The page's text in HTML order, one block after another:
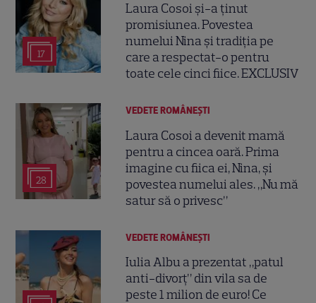
17
Laura Cosoi și-a ținut
promisiunea. Povestea
numelui Nina și tradiția pe
care a respectat-o pentru
toate cele cinci fiice. EXCLUSIV
28
VEDETE ROMÂNEŞTI
Laura Cosoi a devenit mamă
pentru a cincea oară. Prima
imagine cu fiica ei, Nina, și
povestea numelui ales. „Nu mă
satur să o privesc”
VEDETE ROMÂNEŞTI
Iulia Albu a prezentat „patul
anti-divorț” din vila sa de
peste 1 milion de euro! Ce